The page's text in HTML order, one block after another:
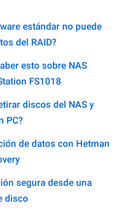
estándar no puede
del RAID?
esto sobre NAS
FS1018
discos del NAS y
PC?
de datos con Hetman
segura desde una
disco